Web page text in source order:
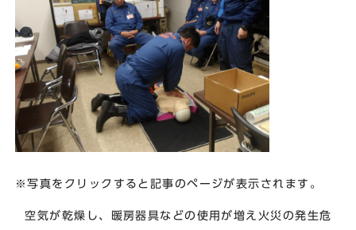
※写真をクリックすると記事のページが表示されます。
空気が乾燥し、暖房器具などの使用が増え火災の発生危